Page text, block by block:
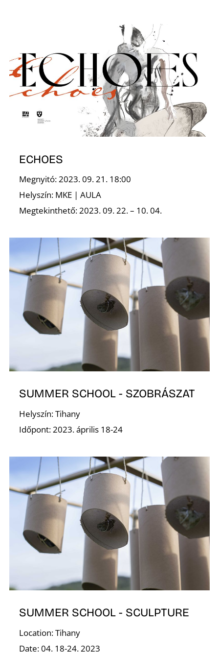
ECHOES
Megnyitó: 2023. 09. 21. 18:00
Helyszín: MKE | AULA
Megtekinthető: 2023. 09. 22. – 10. 04.
SUMMER SCHOOL - SZOBRÁSZAT
Helyszín: Tihany
Időpont: 2023. április 18-24
SUMMER SCHOOL - SCULPTURE
Location: Tihany
Date: 04. 18-24. 2023